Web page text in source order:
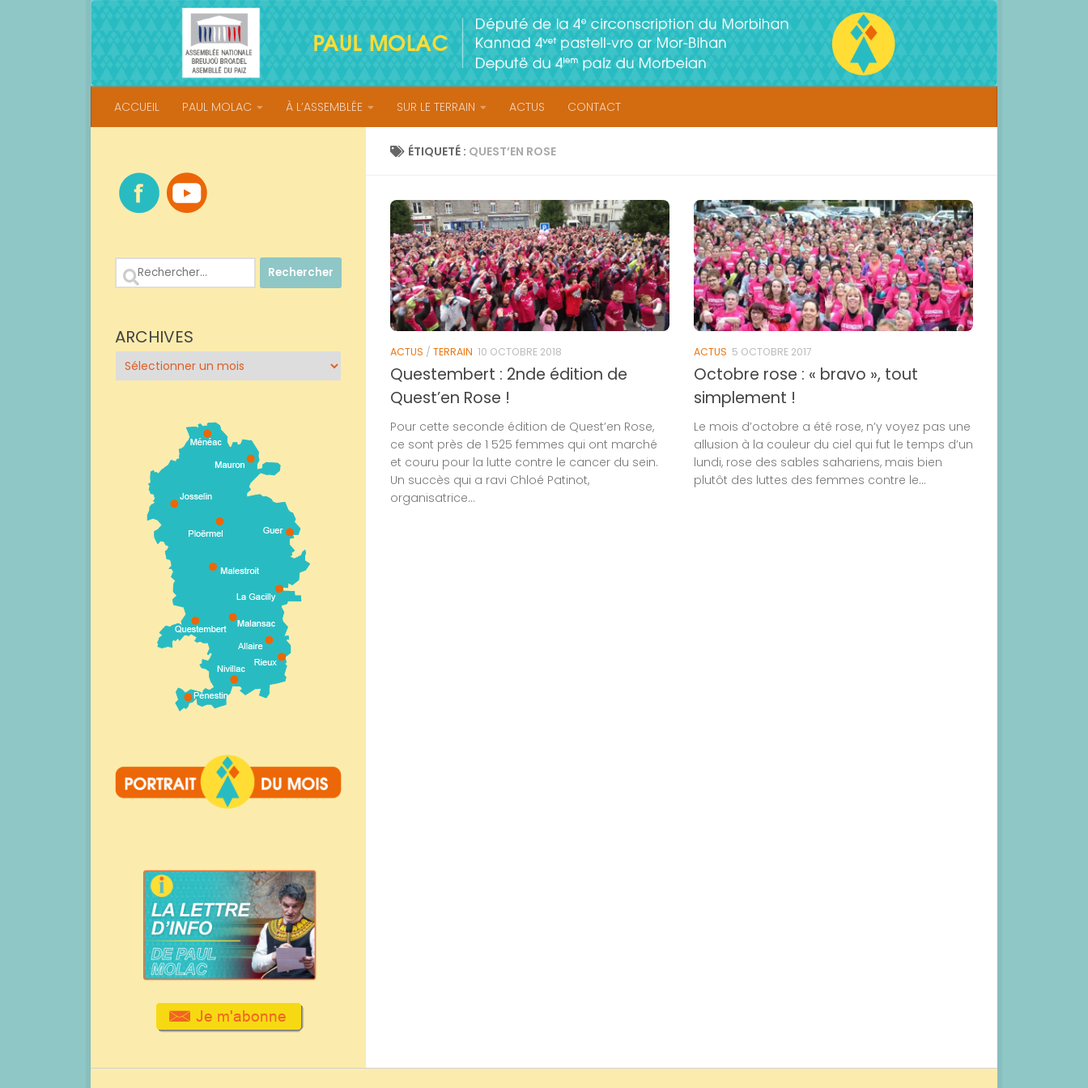
Skip to content
ACCUEIL PAUL MOLAC À L’ASSEMBLÉE SUR LE TERRAIN ACTUS CONTACT
ÉTIQUETÉ : QUEST’EN ROSE
ACTUS / TERRAIN 10 OCTOBRE 2018
Questembert : 2nde édition de
Quest’en Rose !
Pour cette seconde édition de Quest’en Rose,
ce sont près de 1 525 femmes qui ont marché
et couru pour la lutte contre le cancer du sein.
Un succès qui a ravi Chloé Patinot,
organisatrice...
ACTUS 5 OCTOBRE 2017
Octobre rose : « bravo », tout
simplement !
Le mois d’octobre a été rose, n’y voyez pas une
allusion à la couleur du ciel qui fut le temps d’un
lundi, rose des sables sahariens, mais bien
plutôt des luttes des femmes contre le...
Rechercher :
ARCHIVES
Archives